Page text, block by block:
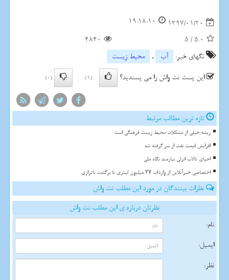
1397/01/20
19:18:10
5.0
/
5
4840
تگهای خبر:
آب ,
محیط زیست
این پست نت واش را می پسندید؟
(1)
(0)
تازه ترین مطالب مرتبط
ریشه خیلی از مشکلات محیط زیست فرهنگی است
افزایش قیمت نفت از سر گرفته شد
احیای تالاب انزلی نیازمند نگاه ملی
اختصاصی خبرآنلاین از واردات ۲۷ میلیون لیتری تا برگشت ناترازی
نظرات بینندگان در مورد این مطلب نت واش
نظرتان درباره ی این مطلب نت واش
نام:
ایمیل:
نظر: